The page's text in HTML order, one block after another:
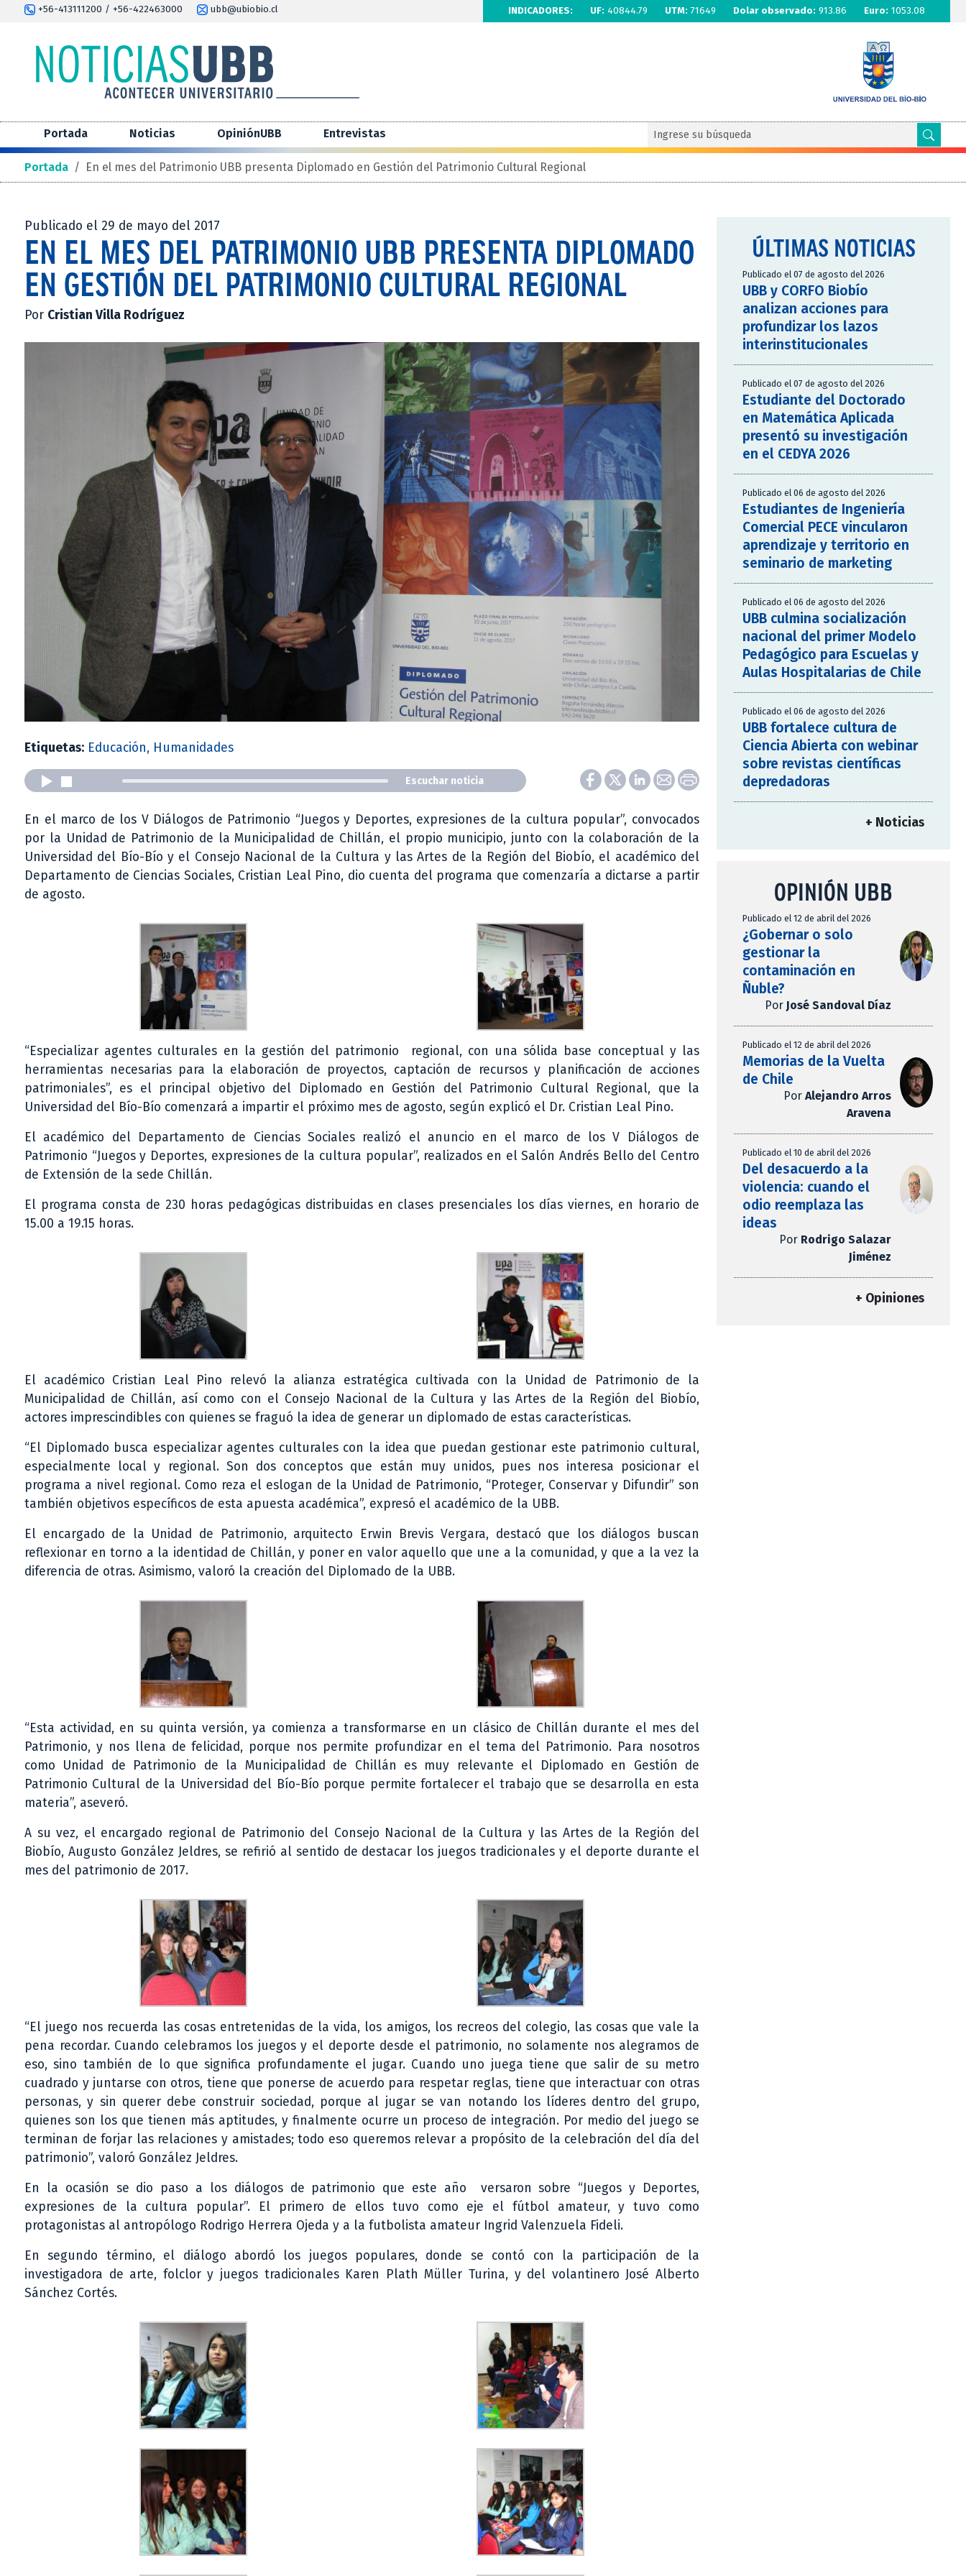
+56-413111200 / +56-422463000 ubb@ubiobio.cl INDICADORES: UF: 40844.79 UTM: 71649 Dolar observado: 913.86 Euro: 1053.08
Portada Noticias OpiniónUBB Entrevistas
Portada / En el mes del Patrimonio UBB presenta Diplomado en Gestión del Patrimonio Cultural Regional
Publicado el 29 de mayo del 2017
EN EL MES DEL PATRIMONIO UBB PRESENTA DIPLOMADO
EN GESTIÓN DEL PATRIMONIO CULTURAL REGIONAL
Por Cristian Villa Rodríguez
Etiquetas: Educación, Humanidades
Escuchar noticia
En el marco de los V Diálogos de Patrimonio “Juegos y Deportes, expresiones de la cultura popular”, convocados
por la Unidad de Patrimonio de la Municipalidad de Chillán, el propio municipio, junto con la colaboración de la
Universidad del Bío-Bío y el Consejo Nacional de la Cultura y las Artes de la Región del Biobío, el académico del
Departamento de Ciencias Sociales, Cristian Leal Pino, dio cuenta del programa que comenzaría a dictarse a partir
de agosto.
“Especializar agentes culturales en la gestión del patrimonio regional, con una sólida base conceptual y las
herramientas necesarias para la elaboración de proyectos, captación de recursos y planificación de acciones
patrimoniales”, es el principal objetivo del Diplomado en Gestión del Patrimonio Cultural Regional, que la
Universidad del Bío-Bío comenzará a impartir el próximo mes de agosto, según explicó el Dr. Cristian Leal Pino.
El académico del Departamento de Ciencias Sociales realizó el anuncio en el marco de los V Diálogos de
Patrimonio “Juegos y Deportes, expresiones de la cultura popular”, realizados en el Salón Andrés Bello del Centro
de Extensión de la sede Chillán.
El programa consta de 230 horas pedagógicas distribuidas en clases presenciales los días viernes, en horario de
15.00 a 19.15 horas.
El académico Cristian Leal Pino relevó la alianza estratégica cultivada con la Unidad de Patrimonio de la
Municipalidad de Chillán, así como con el Consejo Nacional de la Cultura y las Artes de la Región del Biobío,
actores imprescindibles con quienes se fraguó la idea de generar un diplomado de estas características.
“El Diplomado busca especializar agentes culturales con la idea que puedan gestionar este patrimonio cultural,
especialmente local y regional. Son dos conceptos que están muy unidos, pues nos interesa posicionar el
programa a nivel regional. Como reza el eslogan de la Unidad de Patrimonio, “Proteger, Conservar y Difundir” son
también objetivos específicos de esta apuesta académica”, expresó el académico de la UBB.
El encargado de la Unidad de Patrimonio, arquitecto Erwin Brevis Vergara, destacó que los diálogos buscan
reflexionar en torno a la identidad de Chillán, y poner en valor aquello que une a la comunidad, y que a la vez la
diferencia de otras. Asimismo, valoró la creación del Diplomado de la UBB.
“Esta actividad, en su quinta versión, ya comienza a transformarse en un clásico de Chillán durante el mes del
Patrimonio, y nos llena de felicidad, porque nos permite profundizar en el tema del Patrimonio. Para nosotros
como Unidad de Patrimonio de la Municipalidad de Chillán es muy relevante el Diplomado en Gestión de
Patrimonio Cultural de la Universidad del Bío-Bío porque permite fortalecer el trabajo que se desarrolla en esta
materia”, aseveró.
A su vez, el encargado regional de Patrimonio del Consejo Nacional de la Cultura y las Artes de la Región del
Biobío, Augusto González Jeldres, se refirió al sentido de destacar los juegos tradicionales y el deporte durante el
mes del patrimonio de 2017.
“El juego nos recuerda las cosas entretenidas de la vida, los amigos, los recreos del colegio, las cosas que vale la
pena recordar. Cuando celebramos los juegos y el deporte desde el patrimonio, no solamente nos alegramos de
eso, sino también de lo que significa profundamente el jugar. Cuando uno juega tiene que salir de su metro
cuadrado y juntarse con otros, tiene que ponerse de acuerdo para respetar reglas, tiene que interactuar con otras
personas, y sin querer debe construir sociedad, porque al jugar se van notando los líderes dentro del grupo,
quienes son los que tienen más aptitudes, y finalmente ocurre un proceso de integración. Por medio del juego se
terminan de forjar las relaciones y amistades; todo eso queremos relevar a propósito de la celebración del día del
patrimonio”, valoró González Jeldres.
En la ocasión se dio paso a los diálogos de patrimonio que este año versaron sobre “Juegos y Deportes,
expresiones de la cultura popular”. El primero de ellos tuvo como eje el fútbol amateur, y tuvo como
protagonistas al antropólogo Rodrigo Herrera Ojeda y a la futbolista amateur Ingrid Valenzuela Fideli.
En segundo término, el diálogo abordó los juegos populares, donde se contó con la participación de la
investigadora de arte, folclor y juegos tradicionales Karen Plath Müller Turina, y del volantinero José Alberto
Sánchez Cortés.
ÚLTIMAS NOTICIAS
Publicado el 07 de agosto del 2026
UBB y CORFO Biobío
analizan acciones para
profundizar los lazos
interinstitucionales
Publicado el 07 de agosto del 2026
Estudiante del Doctorado
en Matemática Aplicada
presentó su investigación
en el CEDYA 2026
Publicado el 06 de agosto del 2026
Estudiantes de Ingeniería
Comercial PECE vincularon
aprendizaje y territorio en
seminario de marketing
Publicado el 06 de agosto del 2026
UBB culmina socialización
nacional del primer Modelo
Pedagógico para Escuelas y
Aulas Hospitalarias de Chile
Publicado el 06 de agosto del 2026
UBB fortalece cultura de
Ciencia Abierta con webinar
sobre revistas científicas
depredadoras
+ Noticias
OPINIÓN UBB
Publicado el 12 de abril del 2026
¿Gobernar o solo
gestionar la
contaminación en
Ñuble?
Por José Sandoval Díaz
Publicado el 12 de abril del 2026
Memorias de la Vuelta
de Chile
Por Alejandro Arros
Aravena
Publicado el 10 de abril del 2026
Del desacuerdo a la
violencia: cuando el
odio reemplaza las
ideas
Por Rodrigo Salazar
Jiménez
+ Opiniones